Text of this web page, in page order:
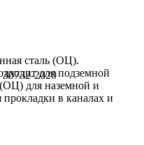
30732-2020
сталь (ОЦ).
для подземной
для наземной и
в каналах и